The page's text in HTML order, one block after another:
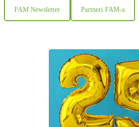
FAM Newsletter Partneri FAM-a